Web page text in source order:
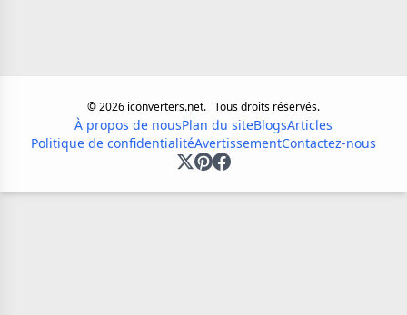
©2026 iconverters.net. Tous droits réservés.
À propos de nousPlan du siteBlogsArticles
Politique de confidentialitéAvertissementContactez-nous